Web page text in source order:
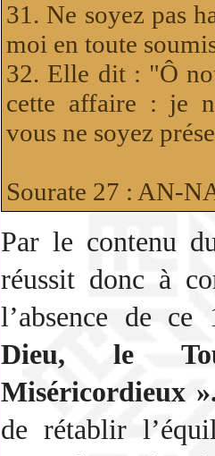
31. Ne soyez pas
moi en toute
32. Elle dit : "Ô
cette affaire : je
vous ne soyez
Sourate 27 : AN-
Par le contenu
réussit donc à
l’absence de
Dieu, le
Miséricordieux
de rétablir